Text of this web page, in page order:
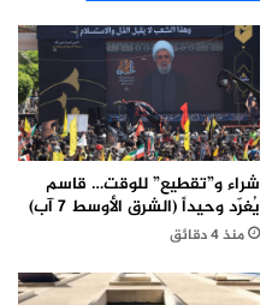
شراء و”تقطيع” للوقت… قاسم
يُغرّد وحيداً (الشرق الأوسط 7 آب)
منذ 4 دقائق